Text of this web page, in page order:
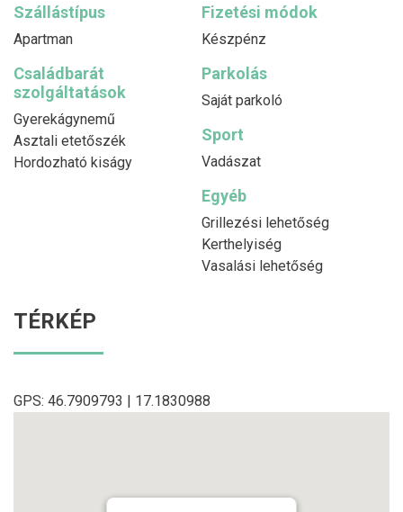
Szállástípus
Apartman
Fizetési módok
Készpénz
Családbarát
szolgáltatások
Gyerekágynemű
Asztali etetőszék
Hordozható kiságy
Parkolás
Saját parkoló
Sport
Vadászat
Egyéb
Grillezési lehetőség
Kerthelyiség
Vasalási lehetőség
TÉRKÉP
GPS: 46.7909793 | 17.1830988